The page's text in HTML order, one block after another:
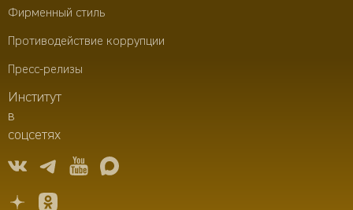
Фирменный стиль
Противодействие коррупции
Пресс-релизы
Институт
в
соцсетях